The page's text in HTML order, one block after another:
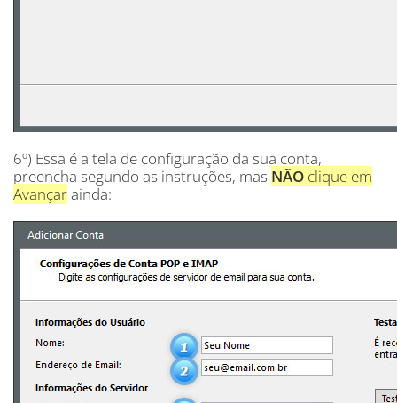
6º) Essa é a tela de configuração da sua conta,
preencha segundo as instruções, mas NÃO clique em
Avançarainda: